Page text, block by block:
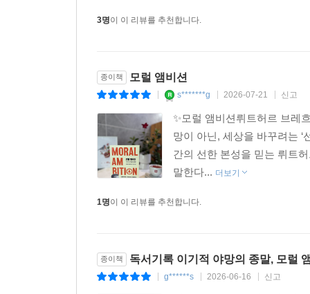
3명이 이 리뷰를 추천합니다.
종이책 모럴 앰비션
s*******g 2026-07-21 신고
✨모럴 앰비션뤼트허르 브레
망이 아닌, 세상을 바꾸려는 ‘
간의 선한 본성을 믿는 뤼트
말한다... 더보기
1명이 이 리뷰를 추천합니다.
종이책 독서기록 이기적 야망의 종말, 모럴
g******s 2026-06-16 신고